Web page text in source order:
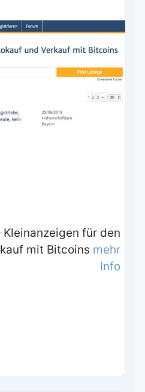
Kleinanzeigen für den
mit Bitcoins mehr
Info